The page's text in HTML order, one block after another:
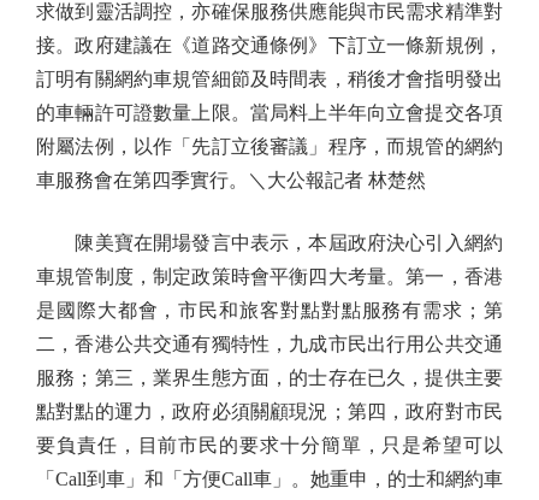
求做到靈活調控，亦確保服務供應能與市民需求精準對
接。政府建議在《道路交通條例》下訂立一條新規例，
訂明有關網約車規管細節及時間表，稍後才會指明發出
的車輛許可證數量上限。當局料上半年向立會提交各項
附屬法例，以作「先訂立後審議」程序，而規管的網約
車服務會在第四季實行。＼大公報記者 林楚然
陳美寶在開場發言中表示，本屆政府決心引入網約
車規管制度，制定政策時會平衡四大考量。第一，香港
是國際大都會，市民和旅客對點對點服務有需求；第
二，香港公共交通有獨特性，九成市民出行用公共交通
服務；第三，業界生態方面，的士存在已久，提供主要
點對點的運力，政府必須關顧現況；第四，政府對市民
要負責任，目前市民的要求十分簡單，只是希望可以
「Call到車」和「方便Call車」。她重申，的士和網約車